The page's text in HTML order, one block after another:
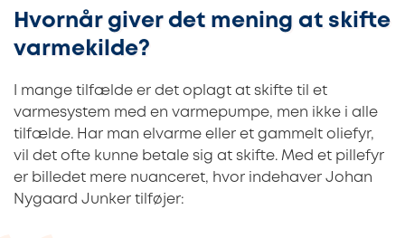
Hvornår giver det mening at skifte
varmekilde?
I mange tilfælde er det oplagt at skifte til et
varmesystem med en varmepumpe, men ikke i alle
tilfælde. Har man elvarme eller et gammelt oliefyr,
vil det ofte kunne betale sig at skifte. Med et pillefyr
er billedet mere nuanceret, hvor indehaver Johan
Nygaard Junker tilføjer: